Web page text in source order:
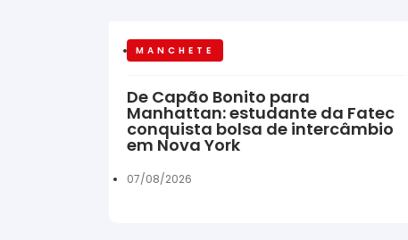
MANCHETE
De Capão Bonito para
Manhattan: estudante da Fatec
conquista bolsa de intercâmbio
em Nova York
07/08/2026